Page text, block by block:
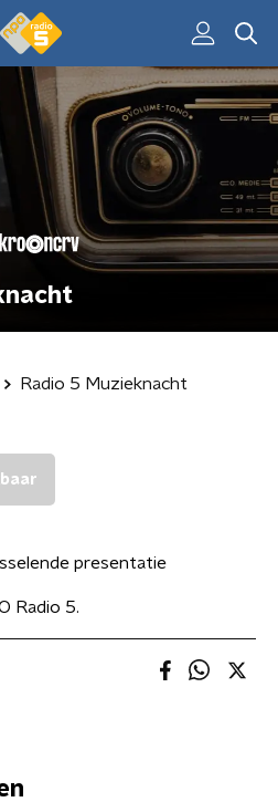
Radio 5 Muzieknacht
presentatie
Radio 5.